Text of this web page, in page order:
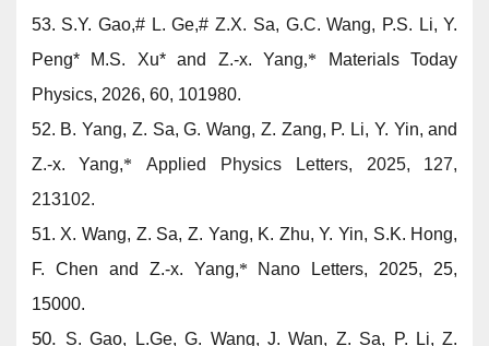
53. S.Y. Gao,# L. Ge,# Z.X. Sa, G.C. Wang, P.S. Li, Y.
Peng*M.S. Xu*and Z.-x. Yang,*
Materials Today
Physics, 2026, 60, 101980.
52. B. Yang, Z. Sa, G. Wang, Z. Zang, P. Li, Y. Yin, and
Z.-x. Yang,*
Applied Physics Letters, 2025, 127,
213102.
51. X. Wang, Z. Sa, Z. Yang, K. Zhu, Y. Yin, S.K. Hong,
F. Chen and Z.-x. Yang,* Nano Letters, 2025, 25,
15000.
50. S. Gao, L.Ge, G. Wang, J. Wan, Z. Sa, P. Li, Z.